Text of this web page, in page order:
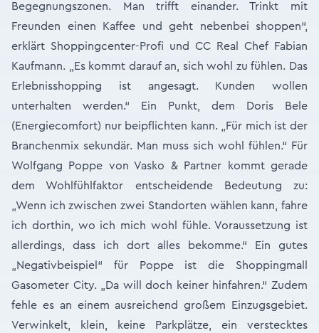
Begegnungszonen. Man trifft einander. Trinkt mit
Freunden einen Kaffee und geht nebenbei shoppen“,
erklärt Shoppingcenter-Profi und CC Real Chef Fabian
Kaufmann. „Es kommt darauf an, sich wohl zu fühlen. Das
Erlebnisshopping ist angesagt. Kunden wollen
unterhalten werden.“ Ein Punkt, dem Doris Bele
(Energiecomfort) nur beipflichten kann. „Für mich ist der
Branchenmix sekundär. Man muss sich wohl fühlen.“ Für
Wolfgang Poppe von Vasko & Partner kommt gerade
dem Wohlfühlfaktor entscheidende Bedeutung zu:
„Wenn ich zwischen zwei Standorten wählen kann, fahre
ich dorthin, wo ich mich wohl fühle. Voraussetzung ist
allerdings, dass ich dort alles bekomme.“ Ein gutes
„Negativbeispiel“ für Poppe ist die Shoppingmall
Gasometer City. „Da will doch keiner hinfahren.“ Zudem
fehle es an einem ausreichend großem Einzugsgebiet.
Verwinkelt, klein, keine Parkplätze, ein verstecktes